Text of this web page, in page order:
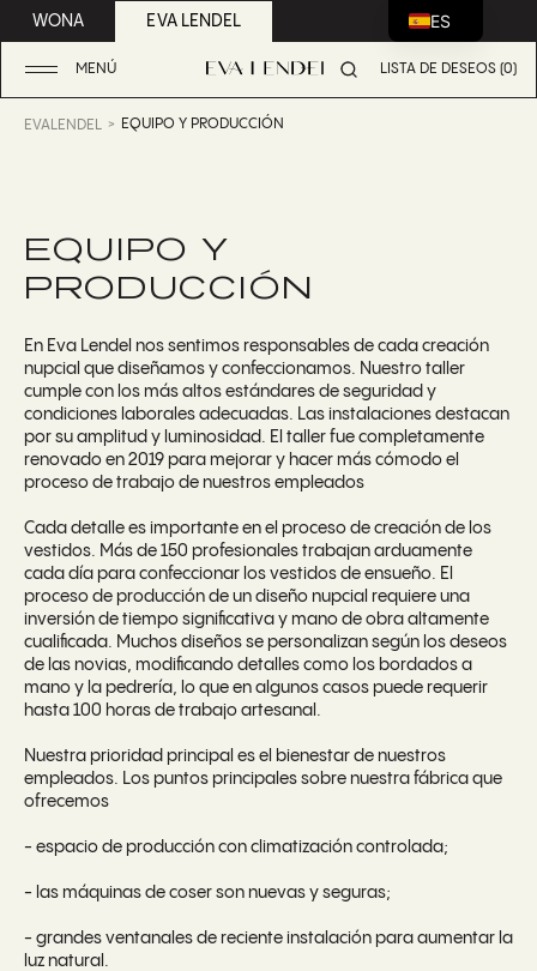
WONA EVA LENDEL
MENÚ LISTA DE DESEOS (0)
EVALENDEL EQUIPO Y PRODUCCIÓN
EQUIPO Y
PRODUCCIÓN
En Eva Lendel nos sentimos responsables de cada creación
nupcial que diseñamos y confeccionamos. Nuestro taller
cumple con los más altos estándares de seguridad y
condiciones laborales adecuadas. Las instalaciones destacan
por su amplitud y luminosidad. El taller fue completamente
renovado en 2019 para mejorar y hacer más cómodo el
proceso de trabajo de nuestros empleados
Cada detalle es importante en el proceso de creación de los
vestidos. Más de 150 profesionales trabajan arduamente
cada día para confeccionar los vestidos de ensueño. El
proceso de producción de un diseño nupcial requiere una
inversión de tiempo significativa y mano de obra altamente
cualificada. Muchos diseños se personalizan según los deseos
de las novias, modificando detalles como los bordados a
mano y la pedrería, lo que en algunos casos puede requerir
hasta 100 horas de trabajo artesanal.
Nuestra prioridad principal es el bienestar de nuestros
empleados. Los puntos principales sobre nuestra fábrica que
ofrecemos
- espacio de producción con climatización controlada;
- las máquinas de coser son nuevas y seguras;
- grandes ventanales de reciente instalación para aumentar la
luz natural.
ES